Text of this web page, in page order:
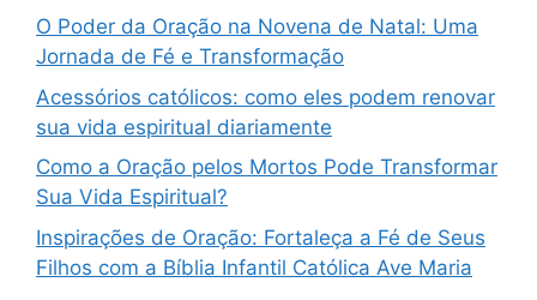
O Poder da Oração na Novena de Natal: Uma
Jornada de Fé e Transformação
Acessórios católicos: como eles podem renovar
sua vida espiritual diariamente
Como a Oração pelos Mortos Pode Transformar
Sua Vida Espiritual?
Inspirações de Oração: Fortaleça a Fé de Seus
Filhos com a Bíblia Infantil Católica Ave Maria